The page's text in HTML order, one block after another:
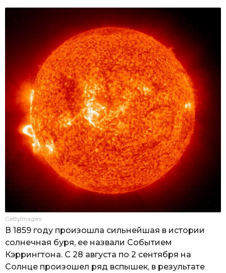
GettyImages
В 1859 году произошла сильнейшая в истории
солнечная буря, ее назвали Событием
Кэррингтона. С 28 августа по 2 сентября на
Солнце произошел ряд вспышек, в результате